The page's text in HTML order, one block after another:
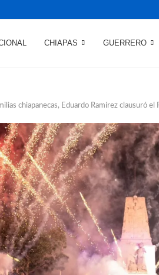
CHIAPAS GUERRERO
chiapanecas, Eduardo Ramírez clausuró el